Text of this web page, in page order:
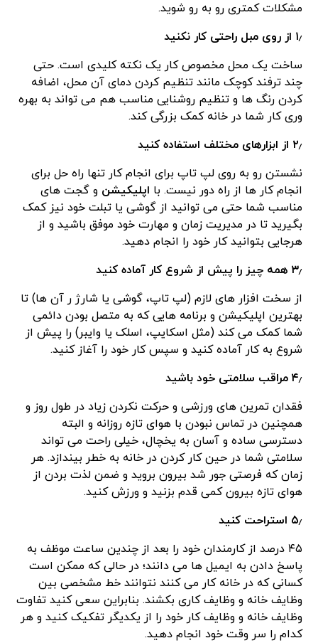
مشکلات کمتری رو به رو شوید.
۱٫ از روی مبل راحتی کار نکنید
ساخت یک محل مخصوص کار یک نکته کلیدی است. حتی
چند ترفند کوچک مانند تنظیم کردن دمای آن محل، اضافه
کردن رنگ ها و تنظیم روشنایی مناسب هم می تواند به بهره
وری کار شما در خانه کمک بزرگی کند.
۲٫ از ابزارهای مختلف استفاده کنید
نشستن رو به روی لپ تاپ برای انجام کار تنها راه حل برای
انجام کار ها از راه دور نیست. با اپلیکیشن و گجت های
مناسب شما حتی می توانید از گوشی یا تبلت خود نیز کمک
بگیرید تا در مدیریت زمان و مهارت خود موفق باشید و از
هرجایی بتوانید کار خود را انجام دهید.
۳٫ همه چیز را پیش از شروع کار آماده کنید
از سخت افزار های لازم (لپ تاپ، گوشی یا شارژ ر آن ها) تا
بهترین اپلیکیشن و برنامه هایی که به متصل بودن دائمی
شما کمک می کند (مثل اسکایپ، اسلک یا وایبر) را پیش از
شروع به کار آماده کنید و سپس کار خود را آغاز کنید.
۴٫ مراقب سلامتی خود باشید
فقدان تمرین های ورزشی و حرکت نکردن زیاد در طول روز و
همچنین در تماس نبودن با هوای تازه روزانه و البته
دسترسی ساده و آسان به یخچال، خیلی راحت می تواند
سلامتی شما در حین کار کردن در خانه به خطر بیندازد. هر
زمان که فرصتی جور شد بیرون بروید و ضمن لذت بردن از
هوای تازه بیرون کمی قدم بزنید و ورزش کنید.
۵٫ استراحت کنید
۴۵ درصد از کارمندان خود را بعد از چندین ساعت موظف به
پاسخ دادن به ایمیل ها می دانند؛ در حالی که ممکن است
کسانی که در خانه کار می کنند نتوانند خط مشخصی بین
وظایف خانه و وظایف کاری بکشند. بنابراین سعی کنید تفاوت
وظایف خانه و وظایف کار خود را از یکدیگر تفکیک کنید و هر
کدام را سر وقت خود انجام دهید.